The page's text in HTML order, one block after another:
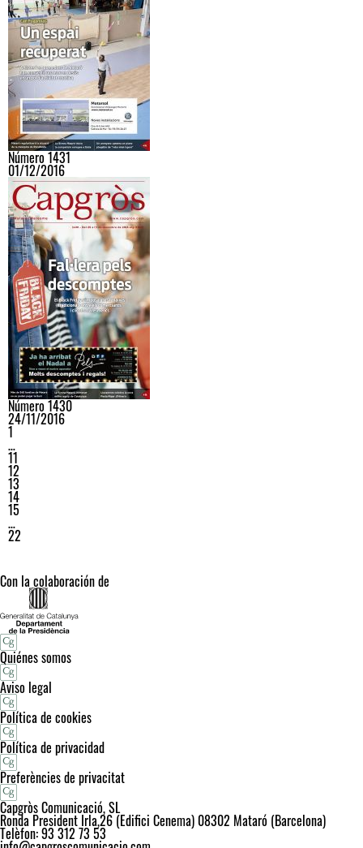
Número 1431
01/12/2016
Número 1430
24/11/2016
1
…
11
12
13
14
15
…
22
Con la colaboración de
Quiénes somos
Aviso legal
Política de cookies
Política de privacidad
Preferències de privacitat
Capgròs Comunicació, SL
Ronda President Irla,26 (Edifici Cenema) 08302 Mataró (Barcelona)
Telèfon: 93 312 73 53